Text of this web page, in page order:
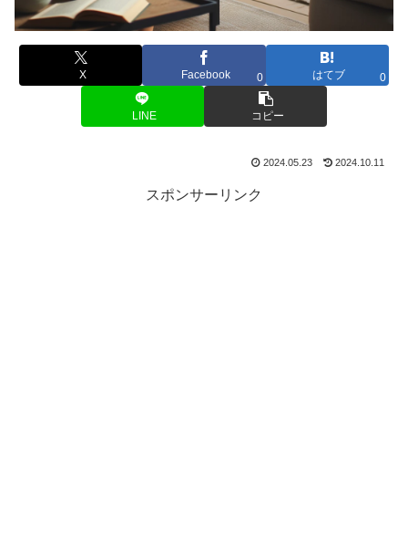
X Facebook 0 はてブ 0
LINE コピー
2024.05.23 2024.10.11
スポンサーリンク